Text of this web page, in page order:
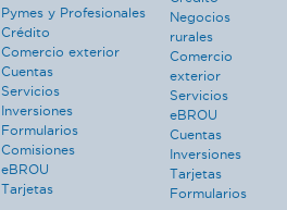
Pymes y Profesionales
Crédito
Comercio exterior
Cuentas
Servicios
Inversiones
Formularios
Comisiones
eBROU
Tarjetas
Negocios
rurales
Comercio
exterior
Servicios
eBROU
Cuentas
Inversiones
Tarjetas
Formularios